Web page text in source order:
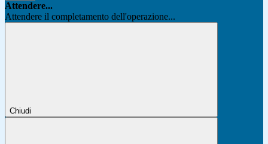
Attendere...
Attendere il completamento dell'operazione...
Chiudi